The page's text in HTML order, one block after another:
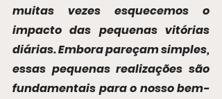
muitas vezes esquecemos o
impacto das pequenas vitórias
diárias. Embora pareçam simples,
essas pequenas realizações são
fundamentais para o nosso bem-